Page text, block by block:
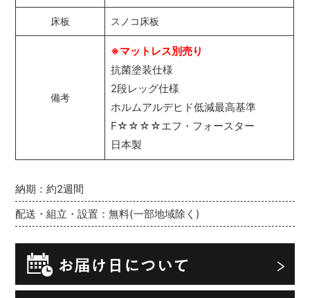
納期：約2週間
配送・組立・設置：無料(一部地域除く)
床板 スノコ床板
備考
※マットレス別売り
抗菌塗装仕様
2段レッグ仕様
ホルムアルデヒド低減最高基準
F☆☆☆☆エフ・フォースター
日本製